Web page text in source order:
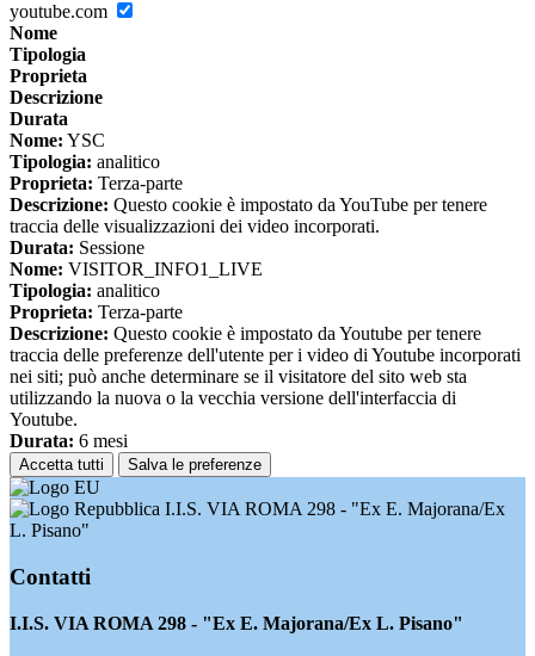
youtube.com
Nome
Tipologia
Proprieta
Descrizione
Durata
Nome: YSC
Tipologia: analitico
Proprieta: Terza-parte
Descrizione: Questo cookie è impostato da YouTube per tenere
traccia delle visualizzazioni dei video incorporati.
Durata: Sessione
Nome: VISITOR_INFO1_LIVE
Tipologia: analitico
Proprieta: Terza-parte
Descrizione: Questo cookie è impostato da Youtube per tenere
traccia delle preferenze dell'utente per i video di Youtube incorporati
nei siti; può anche determinare se il visitatore del sito web sta
utilizzando la nuova o la vecchia versione dell'interfaccia di
Youtube.
Durata: 6 mesi
Accetta tutti Salva le preferenze
I.I.S. VIA ROMA 298 - "Ex E. Majorana/Ex
L. Pisano"
Contatti
I.I.S. VIA ROMA 298 - "Ex E. Majorana/Ex L. Pisano"